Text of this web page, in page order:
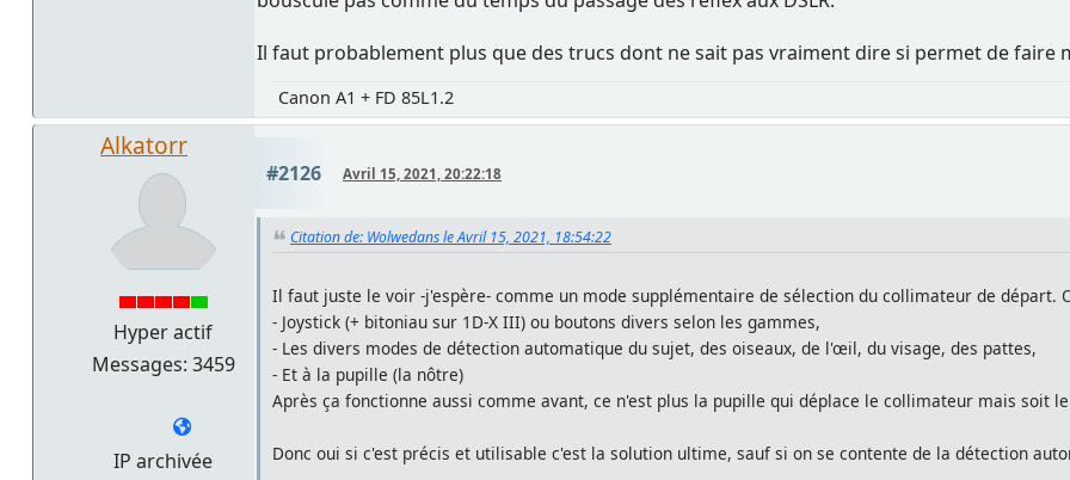
Il faut probablement plus que des trucs dont ne sait pas vraiment dire si permet de faire
Canon A1 + FD 85L1.2
Alkatorr
Hyper actif
Messages: 3459
IP archivée
#2126 Avril 15, 2021, 20:22:18
Citation de: Wolwedans le Avril 15, 2021, 18:54:22
Il faut juste le voir -j'espère- comme un mode supplémentaire de sélection du collimateur de départ.
- Joystick (+ bitoniau sur 1D-X III) ou boutons divers selon les gammes,
- Les divers modes de détection automatique du sujet, des oiseaux, de l'œil, du visage, des pattes,
- Et à la pupille (la nôtre)
Après ça fonctionne aussi comme avant, ce n'est plus la pupille qui déplace le collimateur mais soit
Donc oui si c'est précis et utilisable c'est la solution ultime, sauf si on se contente de la détection